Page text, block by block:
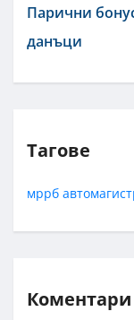
Парични
данъци
Тагове
мррб
Коментари